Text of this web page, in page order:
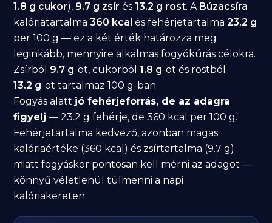
1.8 g cukor), 9.7 g zsír és13.2 g rost. A Búzacsíra
kalóriatartalma360 kcal és fehérjetartalma23.2 g
per 100 g — ez a két érték határozza meg
leginkább, mennyire alkalmas fogyókúrás célokra.
Zsírból 9.7 g-ot, cukorból1.8 g-ot és rostból
13.2 g-ot tartalmaz 100 g-ban.
Fogyás alatt jó fehérjeforrás, de az adagra
figyelj — 23.2 g fehérje, de 360 kcal per 100 g.
Fehérjetartalma kedvező, azonban magas
kalóriaértéke (360 kcal) és zsírtartalma (9.7 g)
miatt fogyáskor pontosan kell mérni az adagot —
könnyű véletlenül túlmenni a napi
kalóriakereten.